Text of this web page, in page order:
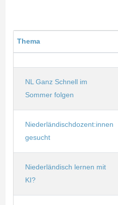
Status
Thema
NL Ganz Schnell im
Sommer folgen
Niederländischdozent:innen
gesucht
Niederländisch lernen mit
KI?